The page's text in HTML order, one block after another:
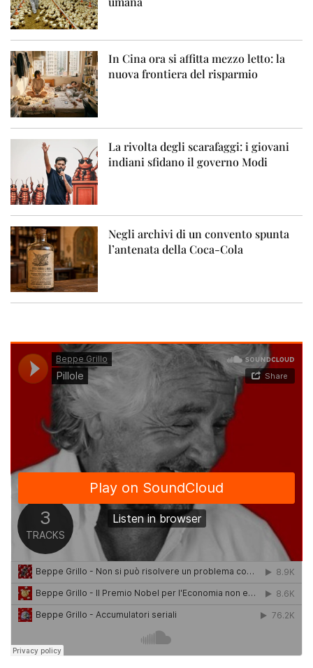
In Cina ora si affitta mezzo letto: la
nuova frontiera del risparmio
La rivolta degli scarafaggi: i giovani
indiani sfidano il governo Modi
Negli archivi di un convento spunta
l’antenata della Coca-Cola